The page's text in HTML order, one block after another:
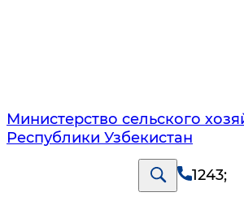
Министерство сельского
Республики Узбекистан
1243;